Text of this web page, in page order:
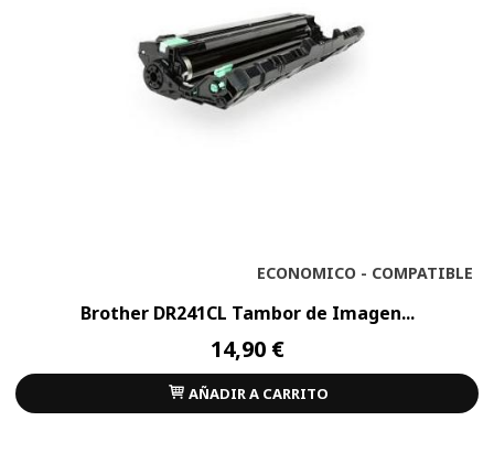
ECONOMICO - COMPATIBLE
Brother DR241CL Tambor de Imagen...
14,90 €
AÑADIR A CARRITO